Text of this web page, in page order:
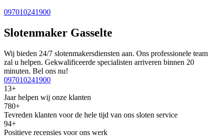
097010241900
Slotenmaker Gasselte
Wij bieden 24/7 slotenmakersdiensten aan. Ons professionele team
zal u helpen. Gekwalificeerde specialisten arriveren binnen 20
minuten. Bel ons nu!
097010241900
13+
Jaar helpen wij onze klanten
780+
Tevreden klanten voor de hele tijd van ons sloten service
94+
Positieve recensies voor ons werk